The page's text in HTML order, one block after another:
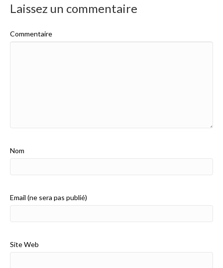
Laissez un commentaire
Commentaire
Nom
Email (ne sera pas publié)
Site Web